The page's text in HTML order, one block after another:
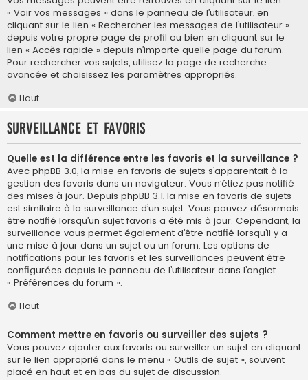
« Voir vos messages » dans le panneau de l’utilisateur, en
cliquant sur le lien « Rechercher les messages de l’utilisateur »
depuis votre propre page de profil ou bien en cliquant sur le
lien « Accès rapide » depuis n’importe quelle page du forum.
Pour rechercher vos sujets, utilisez la page de recherche
avancée et choisissez les paramètres appropriés.
Haut
Surveillance et favoris
Quelle est la différence entre les favoris et la surveillance ?
Avec phpBB 3.0, la mise en favoris de sujets s’apparentait à la
gestion des favoris dans un navigateur. Vous n’étiez pas notifié
des mises à jour. Depuis phpBB 3.1, la mise en favoris de sujets
est similaire à la surveillance d’un sujet. Vous pouvez désormais
être notifié lorsqu’un sujet favoris a été mis à jour. Cependant, la
surveillance vous permet également d’être notifié lorsqu’il y a
une mise à jour dans un sujet ou un forum. Les options de
notifications pour les favoris et les surveillances peuvent être
configurées depuis le panneau de l’utilisateur dans l’onglet
« Préférences du forum ».
Haut
Comment mettre en favoris ou surveiller des sujets ?
Vous pouvez ajouter aux favoris ou surveiller un sujet en cliquant
sur le lien approprié dans le menu « Outils de sujet », souvent
placé en haut et en bas du sujet de discussion.